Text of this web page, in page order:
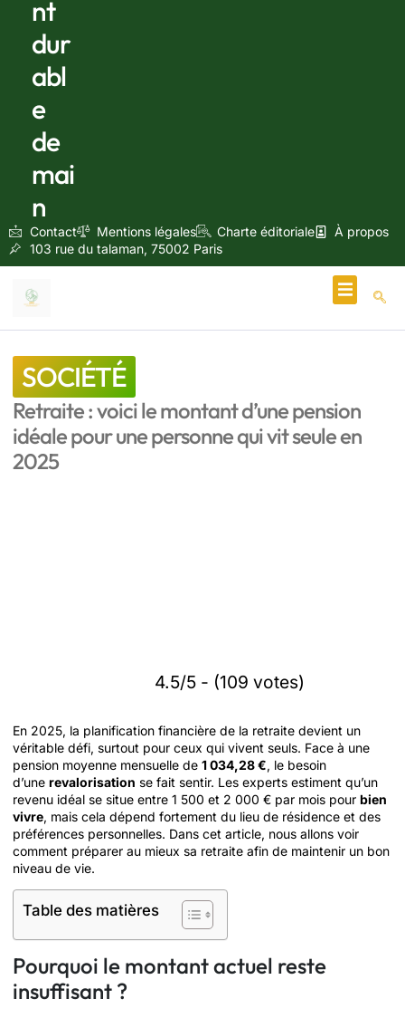
nt
dur
abl
e
de
mai
n
Contact Mentions légales Charte éditoriale
À propos
103 rue du talaman, 75002 Paris
SOCIÉTÉ
Retraite : voici le montant d’une pension
idéale pour une personne qui vit seule en
2025
4.5/5 - (109 votes)
En 2025, la planification financière de la retraite devient un
véritable défi, surtout pour ceux qui vivent seuls. Face à une
pension moyenne mensuelle de 1 034,28 €, le besoin
d’une revalorisation se fait sentir. Les experts estiment qu’un
revenu idéal se situe entre 1 500 et 2 000 € par mois pour bien
vivre, mais cela dépend fortement du lieu de résidence et des
préférences personnelles. Dans cet article, nous allons voir
comment préparer au mieux sa retraite afin de maintenir un bon
niveau de vie.
Table des matières
Pourquoi le montant actuel reste
insuffisant ?